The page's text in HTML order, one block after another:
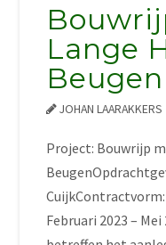
Lange
Beugen
JOHAN LAARAKKERS
Project: Bouwrijp
Februari 2023 –